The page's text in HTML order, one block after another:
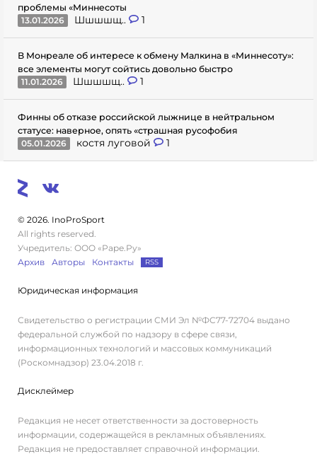
проблемы «Миннесоты
13.01.2026
Шшшшщ.. 1
В Монреале об интересе к обмену Малкина в «Миннесоту»:
все элементы могут сойтись довольно быстро
11.01.2026
Шшшшщ.. 1
Финны об отказе российской лыжнице в нейтральном
статусе: наверное, опять «страшная русофобия
05.01.2026
костя луговой 1
© 2026. InoProSport
All rights reserved.
Учредитель: ООО «Раре.Ру»
Архив
Авторы Контакты RSS
Юридическая информация
Свидетельство о регистрации СМИ Эл №ФС77-72704 выдано
федеральной службой по надзору в сфере связи,
информационных технологий и массовых коммуникаций
(Роскомнадзор) 23.04.2018 г.
Дисклеймер
Редакция не несет ответственности за достоверность
информации, содержащейся в рекламных объявлениях.
Редакция не предоставляет справочной информации.